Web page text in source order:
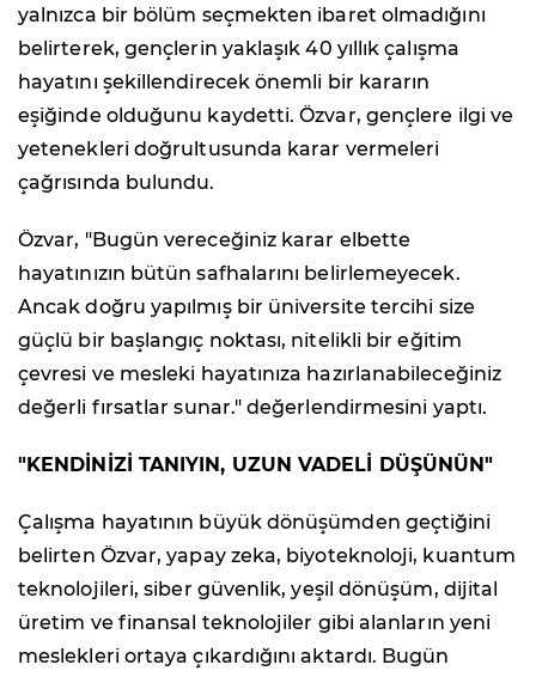
yalnızca bir bölüm seçmekten ibaret olmadığını
belirterek, gençlerin yaklaşık 40 yıllık çalışma
hayatını şekillendirecek önemli bir kararın
eşiğinde olduğunu kaydetti. Özvar, gençlere ilgi ve
yetenekleri doğrultusunda karar vermeleri
çağrısında bulundu.
Özvar, "Bugün vereceğiniz karar elbette
hayatınızın bütün safhalarını belirlemeyecek.
Ancak doğru yapılmış bir üniversite tercihi size
güçlü bir başlangıç noktası, nitelikli bir eğitim
çevresi ve mesleki hayatınıza hazırlanabileceğiniz
değerli fırsatlar sunar." değerlendirmesini yaptı.
"KENDİNİZİ TANIYIN, UZUN VADELİ DÜŞÜNÜN"
Çalışma hayatının büyük dönüşümden geçtiğini
belirten Özvar, yapay zeka, biyoteknoloji, kuantum
teknolojileri, siber güvenlik, yeşil dönüşüm, dijital
üretim ve finansal teknolojiler gibi alanların yeni
meslekleri ortaya çıkardığını aktardı. Bugün